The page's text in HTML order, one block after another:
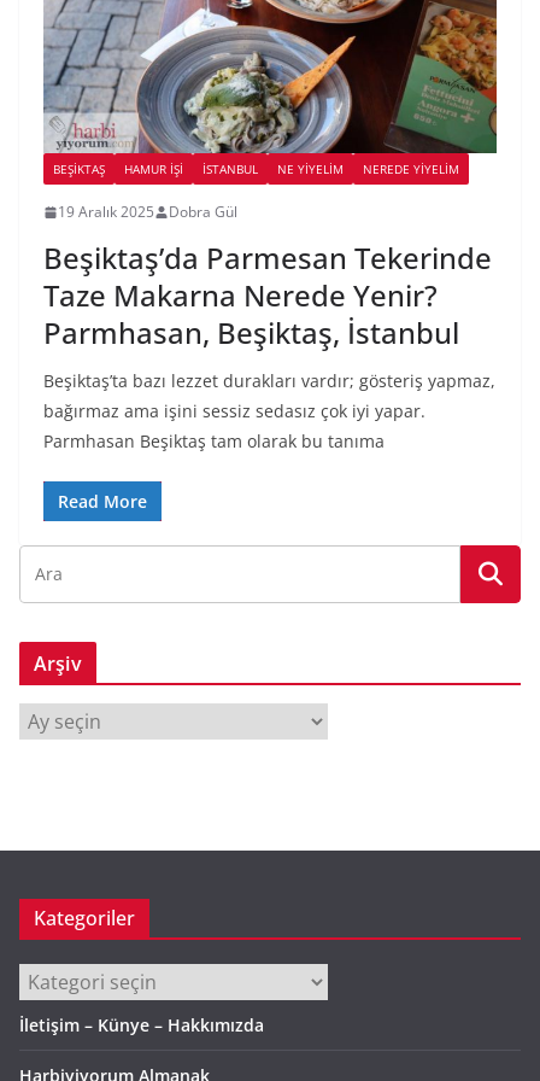
BEŞIKTAŞ HAMUR İŞI İSTANBUL NE YİYELİM NEREDE YİYELİM
19 Aralık 2025 Dobra Gül
Beşiktaş’da Parmesan Tekerinde
Taze Makarna Nerede Yenir?
Parmhasan, Beşiktaş, İstanbul
Beşiktaş’ta bazı lezzet durakları vardır; gösteriş yapmaz,
bağırmaz ama işini sessiz sedasız çok iyi yapar.
Parmhasan Beşiktaş tam olarak bu tanıma
Read More
Arşiv
Kategoriler
Kategoriler
İletişim – Künye – Hakkımızda
Harbiyiyorum Almanak